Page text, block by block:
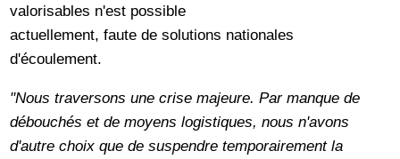
valorisables n'est possible
actuellement, faute de solutions nationales
d'écoulement.
"Nous traversons une crise majeure. Par manque de
débouchés et de moyens logistiques, nous n'avons
d'autre choix que de suspendre temporairement la